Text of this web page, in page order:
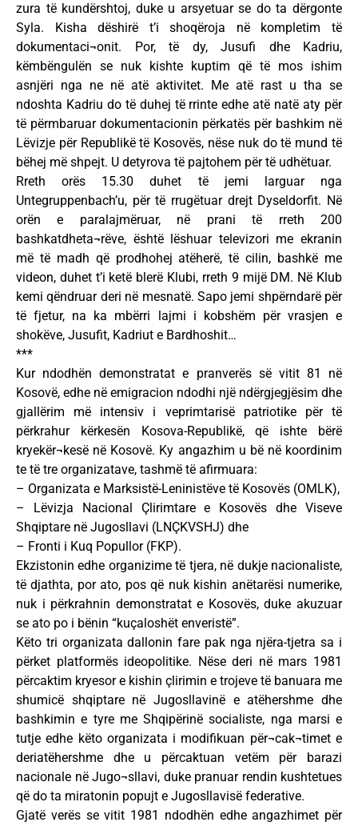
zura të kundërshtoj, duke u arsyetuar se do ta dërgonte
Syla. Kisha dëshirë t’i shoqëroja në kompletim të
dokumentaci¬onit. Por, të dy, Jusufi dhe Kadriu,
këmbëngulën se nuk kishte kuptim që të mos ishim
asnjëri nga ne në atë aktivitet. Me atë rast u tha se
ndoshta Kadriu do të duhej të rrinte edhe atë natë aty për
të përmbaruar dokumentacionin përkatës për bashkim në
Lëvizje për Republikë të Kosovës, nëse nuk do të mund të
bëhej më shpejt. U detyrova të pajtohem për të udhëtuar.
Rreth orës 15.30 duhet të jemi larguar nga
Untegruppenbach’u, për të rrugëtuar drejt Dyseldorfit. Në
orën e paralajmëruar, në prani të rreth 200
bashkatdheta¬rëve, është lëshuar televizori me ekranin
më të madh që prodhohej atëherë, të cilin, bashkë me
videon, duhet t’i ketë blerë Klubi, rreth 9 mijë DM. Në Klub
kemi qëndruar deri në mesnatë. Sapo jemi shpërndarë për
të fjetur, na ka mbërri lajmi i kobshëm për vrasjen e
shokëve, Jusufit, Kadriut e Bardhoshit…
***
Kur ndodhën demonstratat e pranverës së vitit 81 në
Kosovë, edhe në emigracion ndodhi një ndërgjegjësim dhe
gjallërim më intensiv i veprimtarisë patriotike për të
përkrahur kërkesën Kosova-Republikë, që ishte bërë
kryekër¬kesë në Kosovë. Ky angazhim u bë në koordinim
te të tre organizatave, tashmë të afirmuara:
– Organizata e Marksistë-Leninistëve të Kosovës (OMLK),
– Lëvizja Nacional Çlirimtare e Kosovës dhe Viseve
Shqiptare në Jugosllavi (LNÇKVSHJ) dhe
– Fronti i Kuq Popullor (FKP).
Ekzistonin edhe organizime të tjera, në dukje nacionaliste,
të djathta, por ato, pos që nuk kishin anëtarësi numerike,
nuk i përkrahnin demonstratat e Kosovës, duke akuzuar
se ato po i bënin “kuçaloshët enveristë”.
Këto tri organizata dallonin fare pak nga njëra-tjetra sa i
përket platformës ideopolitike. Nëse deri në mars 1981
përcaktim kryesor e kishin çlirimin e trojeve të banuara me
shumicë shqiptare në Jugosllavinë e atëhershme dhe
bashkimin e tyre me Shqipërinë socialiste, nga marsi e
tutje edhe këto organizata i modifikuan për¬cak¬timet e
deriatëhershme dhe u përcaktuan vetëm për barazi
nacionale në Jugo¬sllavi, duke pranuar rendin kushtetues
që do ta miratonin popujt e Jugosllavisë federative.
Gjatë verës se vitit 1981 ndodhën edhe angazhimet për